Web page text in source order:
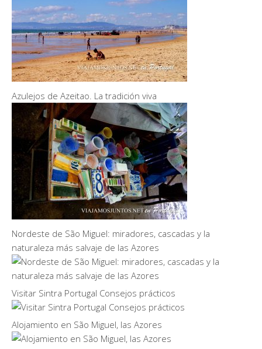
Azulejos de Azeitao. La tradición viva
Nordeste de São Miguel: miradores, cascadas y la
naturaleza más salvaje de las Azores
Visitar Sintra Portugal Consejos prácticos
Alojamiento en São Miguel, las Azores